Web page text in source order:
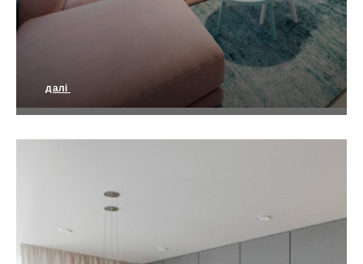
Квартира в ЖК “Ренуар”
далі